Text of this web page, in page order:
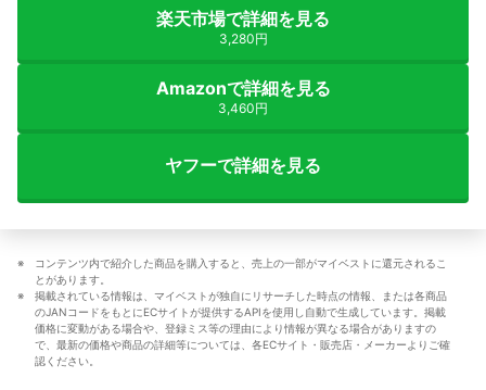
楽天市場で詳細を見る
3,280円
Amazonで詳細を見る
3,460円
ヤフーで詳細を見る
コンテンツ内で紹介した商品を購入すると、売上の一部がマイベストに還元されるこ
とがあります。
掲載されている情報は、マイベストが独自にリサーチした時点の情報、または各商品
のJANコードをもとにECサイトが提供するAPIを使用し自動で生成しています。掲載
価格に変動がある場合や、登録ミス等の理由により情報が異なる場合がありますの
で、最新の価格や商品の詳細等については、各ECサイト・販売店・メーカーよりご確
認ください。